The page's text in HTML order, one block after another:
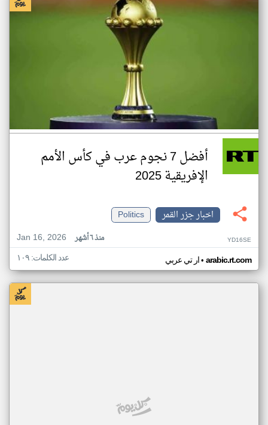
أفضل 7 نجوم عرب في كأس الأمم
الإفريقية 2025
اخبار جزر القمر
Politics
Jan 16, 2026
منذ ٦ أشهر YD16SE
ار تي عربي• arabic.rt.com عدد الكلمات: ١٠٩